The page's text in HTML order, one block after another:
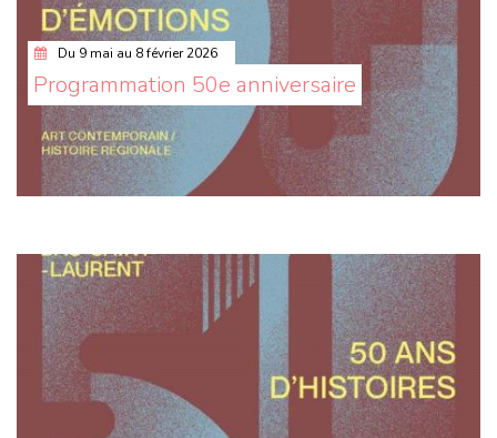
Du 9 mai au 8 février 2026
Programmation 50e anniversaire